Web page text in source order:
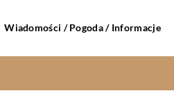
Wiadomości / Pogoda / Informacje